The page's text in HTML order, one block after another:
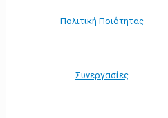
Πολιτική Ποιότητας
Συνεργασίες